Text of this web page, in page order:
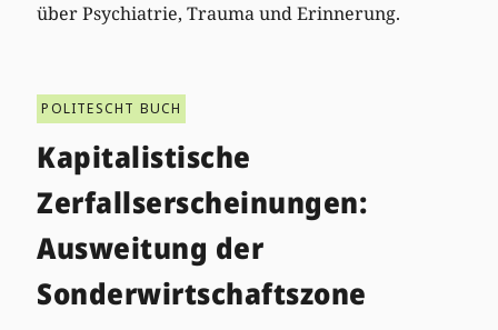
über Psychiatrie, Trauma und Erinnerung.
POLITESCHT BUCH
Kapitalistische
Zerfallserscheinungen:
Ausweitung der
Sonderwirtschaftszone